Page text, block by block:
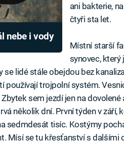
nebe i vody
ani bakterie,
čtyři sta let.
Místní starší
synovec, který
se lidé stále obejdou bez
používají trojpolní systém.
sem jezdí jen na
několik dní. První týden v září,
sedmdesát tisíc. Kostýmy
Mísí se tu křesťanství s dalšími